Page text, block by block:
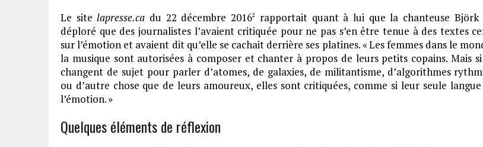
Le sitelapresse.ca du 22 décembre 20162
rapportait quant à lui que la chanteuse Björk
déploré que des journalistes l’avaient critiquée pour ne pas s’en être tenue à des textes
sur l’émotion et avaient dit qu’elle se cachait derrière ses platines. « Les femmes dans le
la musique sont autorisées à composer et chanter à propos de leurs petits copains. Mais
changent de sujet pour parler d’atomes, de galaxies, de militantisme, d’algorithmes
ou d’autre chose que de leurs amoureux, elles sont critiquées, comme si leur seule
l’émotion. »
Quelques éléments de réflexion